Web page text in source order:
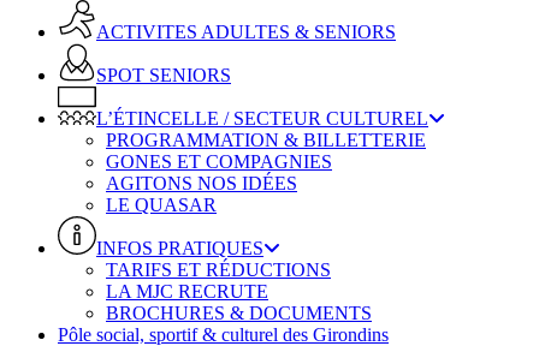
ACTIVITES ADULTES & SENIORS
SPOT SENIORS
L’ÉTINCELLE / SECTEUR CULTUREL
PROGRAMMATION & BILLETTERIE
GONES ET COMPAGNIES
AGITONS NOS IDÉES
LE QUASAR
INFOS PRATIQUES
TARIFS ET RÉDUCTIONS
LA MJC RECRUTE
BROCHURES & DOCUMENTS
Pôle social, sportif & culturel des Girondins